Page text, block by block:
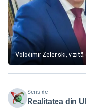
Volodimir Zelenski, vizită
Scris de
Realitatea din